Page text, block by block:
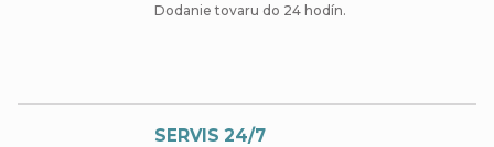
Dodanie tovaru do 24 hodín.
SERVIS 24/7